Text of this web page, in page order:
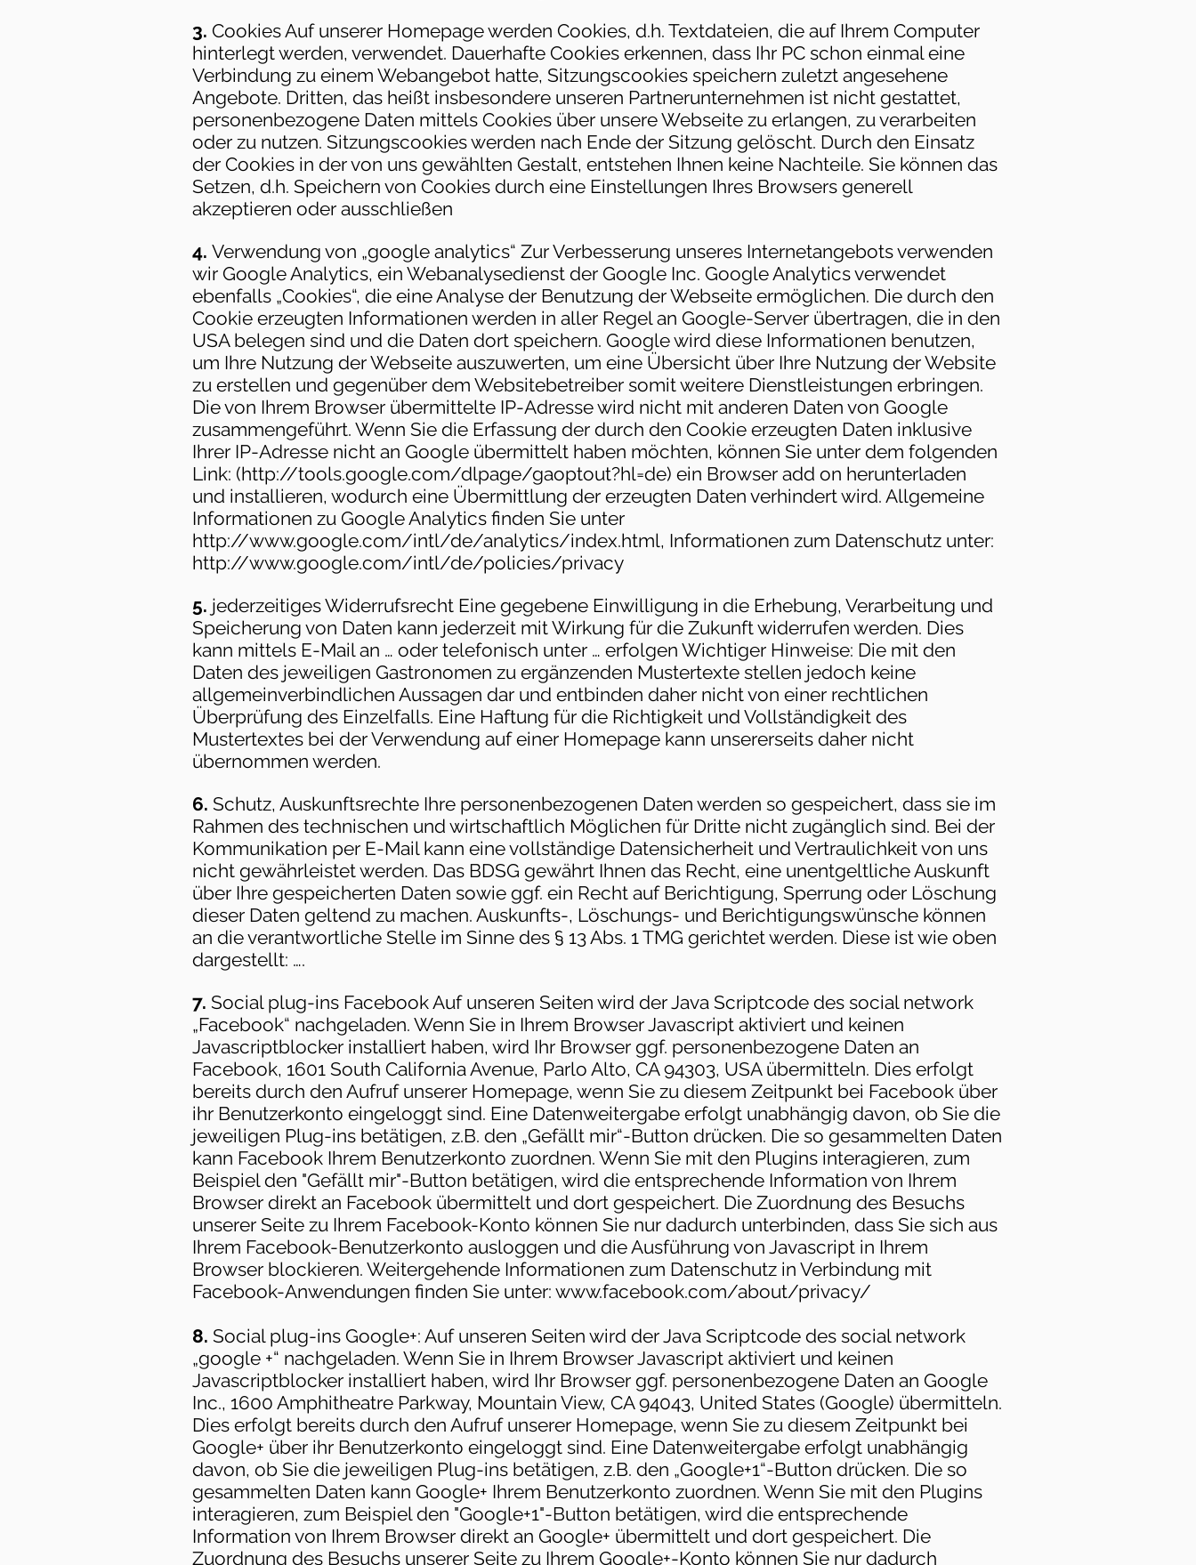
3. Cookies Auf unserer Homepage werden Cookies, d.h. Textdateien, die auf Ihrem Computer
hinterlegt werden, verwendet. Dauerhafte Cookies erkennen, dass Ihr PC schon einmal eine
Verbindung zu einem Webangebot hatte, Sitzungscookies speichern zuletzt angesehene
Angebote. Dritten, das heißt insbesondere unseren Partnerunternehmen ist nicht gestattet,
personenbezogene Daten mittels Cookies über unsere Webseite zu erlangen, zu verarbeiten
oder zu nutzen. Sitzungscookies werden nach Ende der Sitzung gelöscht. Durch den Einsatz
der Cookies in der von uns gewählten Gestalt, entstehen Ihnen keine Nachteile. Sie können das
Setzen, d.h. Speichern von Cookies durch eine Einstellungen Ihres Browsers generell
akzeptieren oder ausschließen
4. Verwendung von „google analytics“ Zur Verbesserung unseres Internetangebots verwenden
wir Google Analytics, ein Webanalysedienst der Google Inc. Google Analytics verwendet
ebenfalls „Cookies“, die eine Analyse der Benutzung der Webseite ermöglichen. Die durch den
Cookie erzeugten Informationen werden in aller Regel an Google-Server übertragen, die in den
USA belegen sind und die Daten dort speichern. Google wird diese Informationen benutzen,
um Ihre Nutzung der Webseite auszuwerten, um eine Übersicht über Ihre Nutzung der Website
zu erstellen und gegenüber dem Websitebetreiber somit weitere Dienstleistungen erbringen.
Die von Ihrem Browser übermittelte IP-Adresse wird nicht mit anderen Daten von Google
zusammengeführt. Wenn Sie die Erfassung der durch den Cookie erzeugten Daten inklusive
Ihrer IP-Adresse nicht an Google übermittelt haben möchten, können Sie unter dem folgenden
Link: (http://tools.google.com/dlpage/gaoptout?hl=de) ein Browser add on herunterladen
und installieren, wodurch eine Übermittlung der erzeugten Daten verhindert wird. Allgemeine
Informationen zu Google Analytics finden Sie unter
http://www.google.com/intl/de/analytics/index.html, Informationen zum Datenschutz unter:
http://www.google.com/intl/de/policies/privacy
5. jederzeitiges Widerrufsrecht Eine gegebene Einwilligung in die Erhebung, Verarbeitung und
Speicherung von Daten kann jederzeit mit Wirkung für die Zukunft widerrufen werden. Dies
kann mittels E-Mail an … oder telefonisch unter … erfolgen Wichtiger Hinweise: Die mit den
Daten des jeweiligen Gastronomen zu ergänzenden Mustertexte stellen jedoch keine
allgemeinverbindlichen Aussagen dar und entbinden daher nicht von einer rechtlichen
Überprüfung des Einzelfalls. Eine Haftung für die Richtigkeit und Vollständigkeit des
Mustertextes bei der Verwendung auf einer Homepage kann unsererseits daher nicht
übernommen werden.
6. Schutz, Auskunftsrechte Ihre personenbezogenen Daten werden so gespeichert, dass sie im
Rahmen des technischen und wirtschaftlich Möglichen für Dritte nicht zugänglich sind. Bei der
Kommunikation per E-Mail kann eine vollständige Datensicherheit und Vertraulichkeit von uns
nicht gewährleistet werden. Das BDSG gewährt Ihnen das Recht, eine unentgeltliche Auskunft
über Ihre gespeicherten Daten sowie ggf. ein Recht auf Berichtigung, Sperrung oder Löschung
dieser Daten geltend zu machen. Auskunfts-, Löschungs- und Berichtigungswünsche können
an die verantwortliche Stelle im Sinne des § 13 Abs. 1 TMG gerichtet werden. Diese ist wie oben
dargestellt: ….
7. Social plug-ins Facebook Auf unseren Seiten wird der Java Scriptcode des social network
„Facebook“ nachgeladen. Wenn Sie in Ihrem Browser Javascript aktiviert und keinen
Javascriptblocker installiert haben, wird Ihr Browser ggf. personenbezogene Daten an
Facebook, 1601 South California Avenue, Parlo Alto, CA 94303, USA übermitteln. Dies erfolgt
bereits durch den Aufruf unserer Homepage, wenn Sie zu diesem Zeitpunkt bei Facebook über
ihr Benutzerkonto eingeloggt sind. Eine Datenweitergabe erfolgt unabhängig davon, ob Sie die
jeweiligen Plug-ins betätigen, z.B. den „Gefällt mir“-Button drücken. Die so gesammelten Daten
kann Facebook Ihrem Benutzerkonto zuordnen. Wenn Sie mit den Plugins interagieren, zum
Beispiel den "Gefällt mir"-Button betätigen, wird die entsprechende Information von Ihrem
Browser direkt an Facebook übermittelt und dort gespeichert. Die Zuordnung des Besuchs
unserer Seite zu Ihrem Facebook-Konto können Sie nur dadurch unterbinden, dass Sie sich aus
Ihrem Facebook-Benutzerkonto ausloggen und die Ausführung von Javascript in Ihrem
Browser blockieren. Weitergehende Informationen zum Datenschutz in Verbindung mit
Facebook-Anwendungen finden Sie unter: www.facebook.com/about/privacy/
8. Social plug-ins Google+: Auf unseren Seiten wird der Java Scriptcode des social network
„google +“ nachgeladen. Wenn Sie in Ihrem Browser Javascript aktiviert und keinen
Javascriptblocker installiert haben, wird Ihr Browser ggf. personenbezogene Daten an Google
Inc., 1600 Amphitheatre Parkway, Mountain View, CA 94043, United States (Google) übermitteln.
Dies erfolgt bereits durch den Aufruf unserer Homepage, wenn Sie zu diesem Zeitpunkt bei
Google+ über ihr Benutzerkonto eingeloggt sind. Eine Datenweitergabe erfolgt unabhängig
davon, ob Sie die jeweiligen Plug-ins betätigen, z.B. den „Google+1“-Button drücken. Die so
gesammelten Daten kann Google+ Ihrem Benutzerkonto zuordnen. Wenn Sie mit den Plugins
interagieren, zum Beispiel den "Google+1"-Button betätigen, wird die entsprechende
Information von Ihrem Browser direkt an Google+ übermittelt und dort gespeichert. Die
Zuordnung des Besuchs unserer Seite zu Ihrem Google+-Konto können Sie nur dadurch